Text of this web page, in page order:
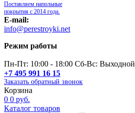
Поставляем напольные
покрытия с 2014 года.
E-mail:
info@perestroyki.net
Режим работы
Пн-Пт: 10:00 - 18:00 Сб-Вс: Выходной
+7 495 991 16 15
Заказать обратный звонок
Корзина
0 0 руб.
Каталог товаров